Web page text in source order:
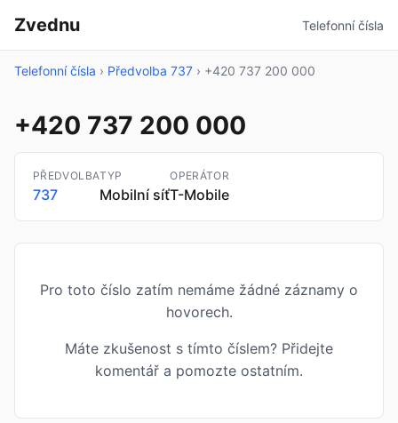
Zvednu Telefonní čísla
Telefonní čísla › Předvolba 737 › +420 737 200 000
+420 737 200 000
PŘEDVOLBA
737
TYP
Mobilní síť
OPERÁTOR
T-Mobile
Pro toto číslo zatím nemáme žádné záznamy o
hovorech.
Máte zkušenost s tímto číslem? Přidejte
komentář a pomozte ostatním.